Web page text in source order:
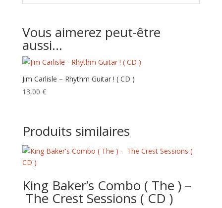
Vous aimerez peut-être
aussi…
Jim Carlisle – Rhythm Guitar ! ( CD )
13,00 €
Produits similaires
King Baker’s Combo ( The ) –
The Crest Sessions ( CD )